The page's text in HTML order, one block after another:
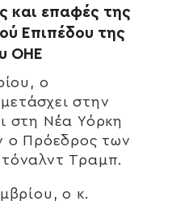
και επαφές της
Επιπέδου της
ΟΗΕ
ο
στην
στη Νέα Υόρκη
ο Πρόεδρος των
Τραμπ.
ο κ.